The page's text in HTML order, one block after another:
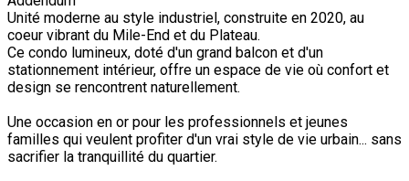
Unité moderne au style industriel, construite en 2020, au
coeur vibrant du Mile-End et du Plateau.
Ce condo lumineux, doté d'un grand balcon et d'un
stationnement intérieur, offre un espace de vie où confort et
design se rencontrent naturellement.
Une occasion en or pour les professionnels et jeunes
familles qui veulent profiter d'un vrai style de vie urbain... sans
sacrifier la tranquillité du quartier.